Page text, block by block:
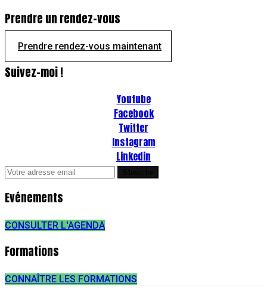
Prendre un rendez-vous
Prendre rendez-vous maintenant
Suivez-moi !
Youtube
Facebook
Twitter
Instagram
Linkedin
Evénements
CONSULTER L'AGENDA
Formations
CONNAÎTRE LES FORMATIONS